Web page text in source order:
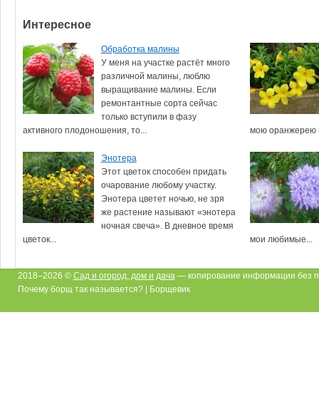
Интересное
Обработка малины
У меня на участке растёт много
различной малины, люблю
выращивание малины. Если
ремонтантные сорта сейчас
только вступили в фазу
активного плодоношения, то...
мою оранжерею
Энотера
Этот цветок способен придать
очарование любому участку.
Энотера цветет ночью, не зря
же растение называют «энотера
ночная свеча». В дневное время
цветок...
мои любимые...
2018–2026 © Сад и огород, дом и дача — копирование информации без
Почему борщ так называется? | Борщевик